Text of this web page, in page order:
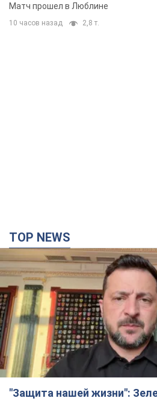
Матч прошел в Люблине
10 часов назад 2,8 т.
TOP NEWS
"Защита нашей жизни":